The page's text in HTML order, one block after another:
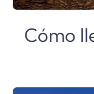
Cómo